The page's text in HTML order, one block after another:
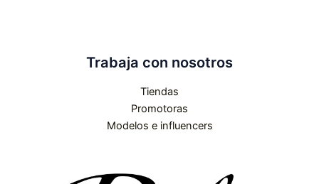
Trabaja con nosotros
Tiendas
Promotoras
Modelos e influencers